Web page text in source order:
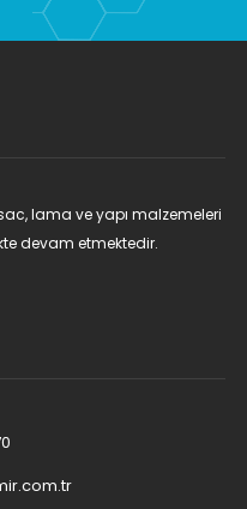
lama ve yapı malzemeleri
devam etmektedir.